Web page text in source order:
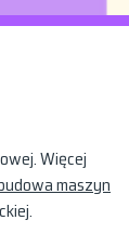
Więcej
maszyn